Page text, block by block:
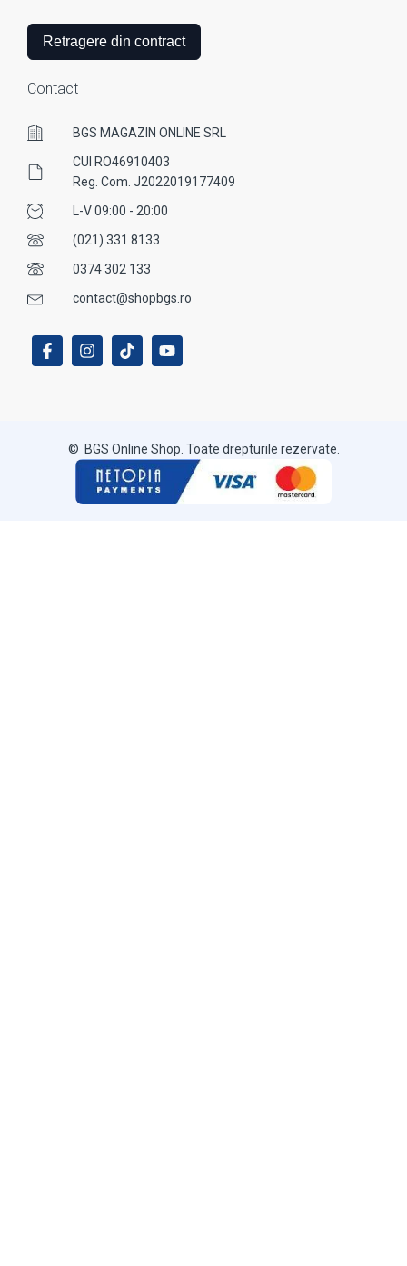
Retragere din contract
Contact
BGS MAGAZIN ONLINE SRL
CUI RO46910403
Reg. Com. J2022019177409
L-V 09:00 - 20:00
(021) 331 8133
0374 302 133
contact@shopbgs.ro
© BGS Online Shop. Toate drepturile rezervate.